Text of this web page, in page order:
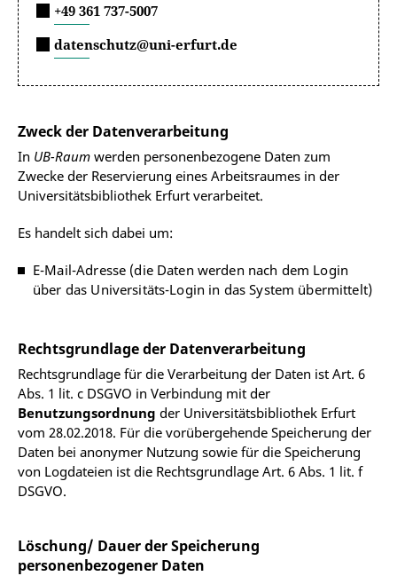
+49 361 737-5007
datenschutz@uni-erfurt.de
Zweck der Datenverarbeitung
In UB-Raum werden personenbezogene Daten zum
Zwecke der Reservierung eines Arbeitsraumes in der
Universitätsbibliothek Erfurt verarbeitet.
Es handelt sich dabei um:
E-Mail-Adresse (die Daten werden nach dem Login
über das Universitäts-Login in das System übermittelt)
Rechtsgrundlage der Datenverarbeitung
Rechtsgrundlage für die Verarbeitung der Daten ist Art. 6
Abs. 1 lit. c DSGVO in Verbindung mit der
Benutzungsordnung der Universitätsbibliothek Erfurt
vom 28.02.2018. Für die vorübergehende Speicherung der
Daten bei anonymer Nutzung sowie für die Speicherung
von Logdateien ist die Rechtsgrundlage Art. 6 Abs. 1 lit. f
DSGVO.
Löschung/ Dauer der Speicherung
personenbezogener Daten